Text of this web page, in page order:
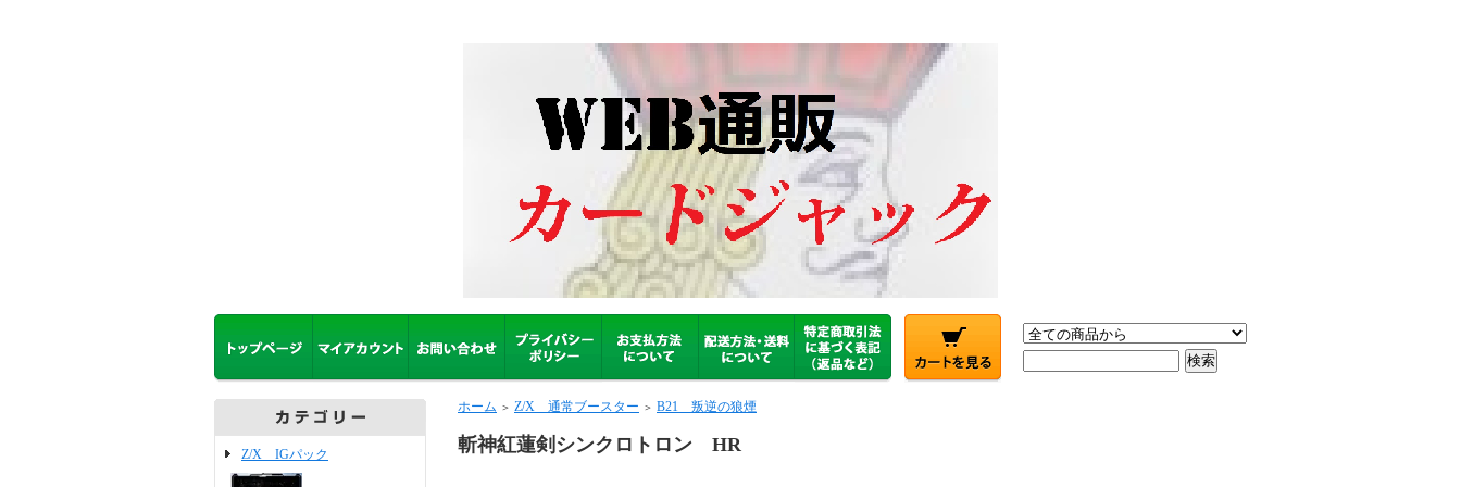
Z/X IGパック
ホーム ＞ Z/X 通常ブースター ＞ B21 叛逆の狼煙
斬神紅蓮剣シンクロトロン HR